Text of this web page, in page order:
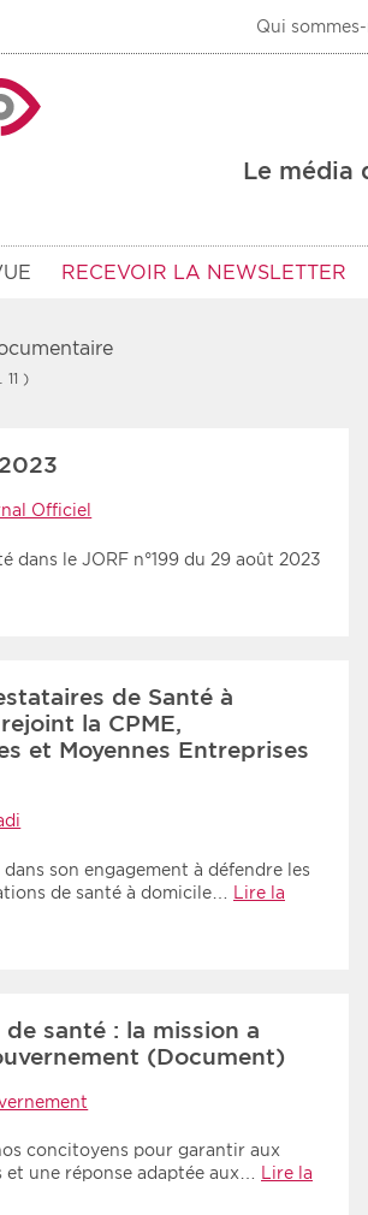
Qui
Le média
RECEVOIR LA NEWSLETTER
Les deux
Choisir une date de début
11 )
Officiel
dans le JORF n°199 du 29 août 2023
de Santé à
la CPME,
et Moyennes Entreprises
son engagement à défendre les
de santé à domicile…
Lire la
santé : la mission a
(Document)
concitoyens pour garantir aux
une réponse adaptée aux…
Lire la